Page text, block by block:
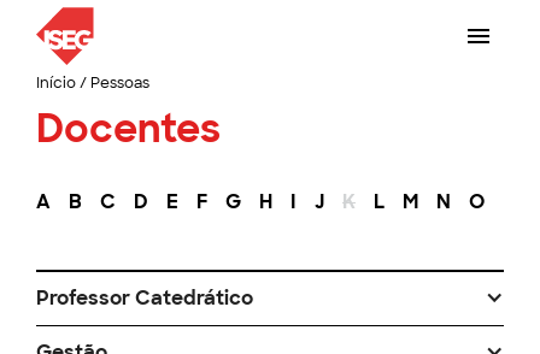
Início/ Pessoas
Docentes
A B C D E F G H I J K L M N O
Professor Catedrático